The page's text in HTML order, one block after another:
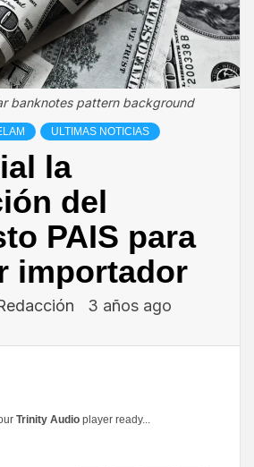
banknotes pattern background
ULTIMAS NOTICIAS
la
del
PAIS para
importador
3 años ago
Trinity Audio player ready...